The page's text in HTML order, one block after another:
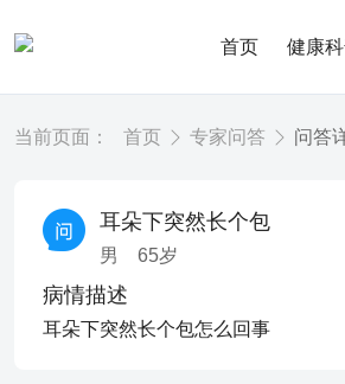
首页 健康
当前页面： 首页 专家问答 问答
耳朵下突然长个包
男 65岁
病情描述
耳朵下突然长个包怎么回事